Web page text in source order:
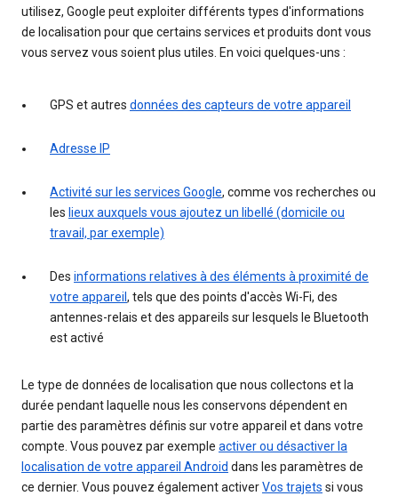
utilisez, Google peut exploiter différents types d'informations
de localisation pour que certains services et produits dont vous
vous servez vous soient plus utiles. En voici quelques-uns :
GPS et autres données des capteurs de votre appareil
Adresse IP
Activité sur les services Google, comme vos recherches ou
les lieux auxquels vous ajoutez un libellé (domicile ou
travail, par exemple)
Des informations relatives à des éléments à proximité de
votre appareil , tels que des points d'accès Wi-Fi, des
antennes-relais et des appareils sur lesquels le Bluetooth
est activé
Le type de données de localisation que nous collectons et la
durée pendant laquelle nous les conservons dépendent en
partie des paramètres définis sur votre appareil et dans votre
compte. Vous pouvez par exemple activer ou désactiver la
localisation de votre appareil Android dans les paramètres de
ce dernier. Vous pouvez également activerVos trajets si vous